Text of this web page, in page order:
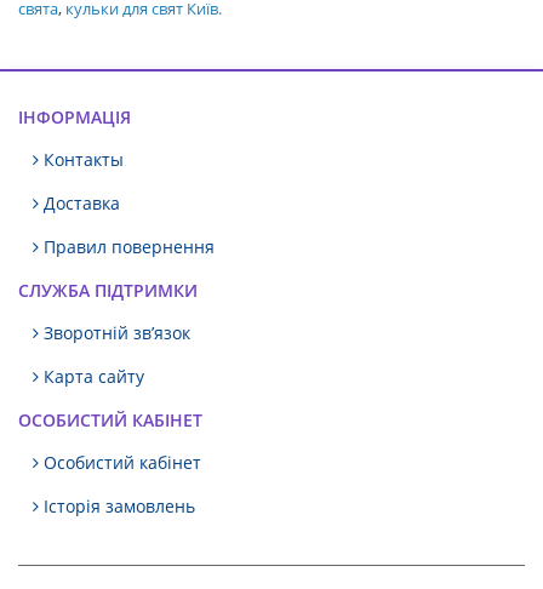
свята, кульки для свят Київ.
ІНФОРМАЦІЯ
Контакты
Доставка
Правил повернення
СЛУЖБА ПІДТРИМКИ
Зворотній зв’язок
Карта сайту
ОСОБИСТИЙ КАБІНЕТ
Особистий кабінет
Історія замовлень